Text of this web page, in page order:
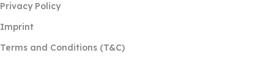
Privacy Policy
Imprint
Terms and Conditions (T&C)